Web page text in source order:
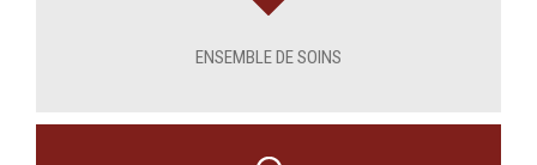
ENSEMBLE DE SOINS